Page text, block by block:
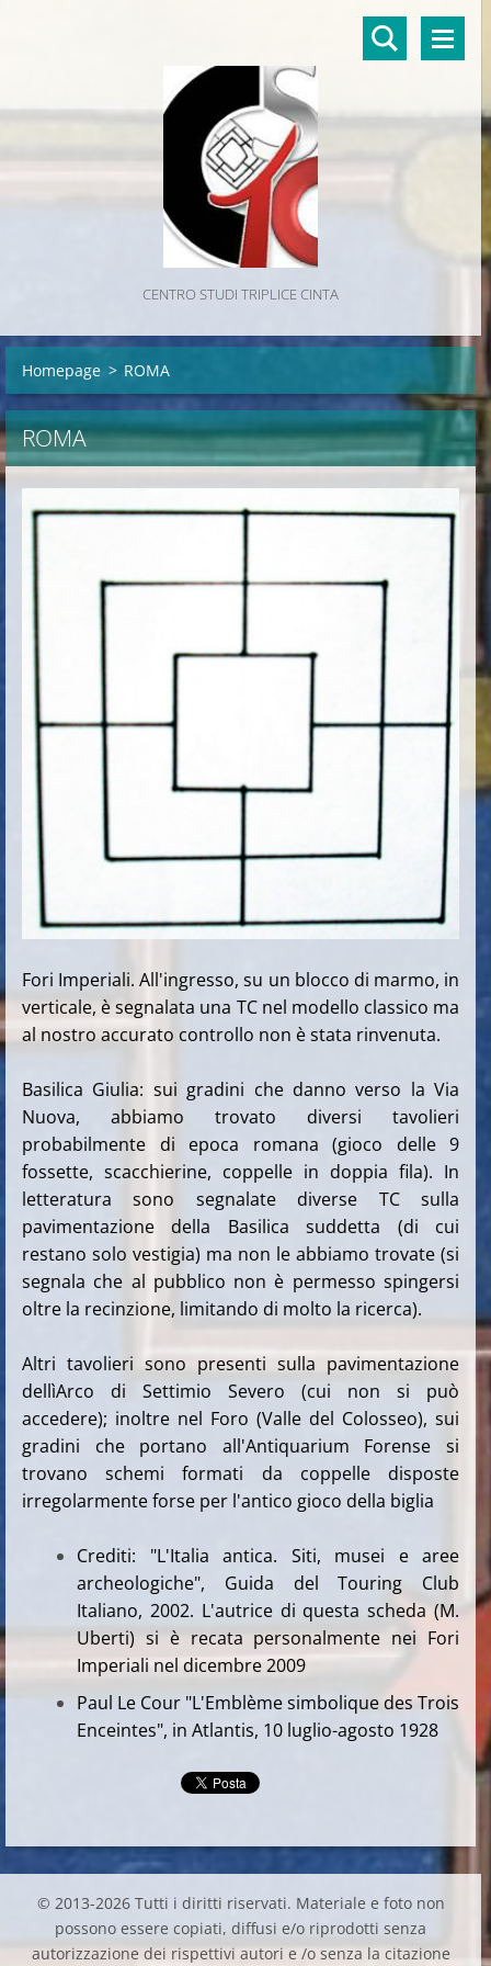
CENTRO STUDI TRIPLICE CINTA
Homepage > ROMA
ROMA
Fori Imperiali. All'ingresso, su un blocco di marmo, in
verticale, è segnalata una TC nel modello classico ma
al nostro accurato controllo non è stata rinvenuta.
Basilica Giulia: sui gradini che danno verso la Via
Nuova, abbiamo trovato diversi tavolieri
probabilmente di epoca romana (gioco delle 9
fossette, scacchierine, coppelle in doppia fila). In
letteratura sono segnalate diverse TC sulla
pavimentazione della Basilica suddetta (di cui
restano solo vestigia) ma non le abbiamo trovate (si
segnala che al pubblico non è permesso spingersi
oltre la recinzione, limitando di molto la ricerca).
Altri tavolieri sono presenti sulla pavimentazione
dellìArco di Settimio Severo (cui non si può
accedere); inoltre nel Foro (Valle del Colosseo), sui
gradini che portano all'Antiquarium Forense si
trovano schemi formati da coppelle disposte
irregolarmente forse per l'antico gioco della biglia
Crediti: "L'Italia antica. Siti, musei e aree
archeologiche", Guida del Touring Club
Italiano, 2002. L'autrice di questa scheda (M.
Uberti) si è recata personalmente nei Fori
Imperiali nel dicembre 2009
Paul Le Cour "L'Emblème simbolique des Trois
Enceintes", in Atlantis, 10 luglio-agosto 1928
© 2013-2026 Tutti i diritti riservati. Materiale e foto non
possono essere copiati, diffusi e/o riprodotti senza
autorizzazione dei rispettivi autori e /o senza la citazione